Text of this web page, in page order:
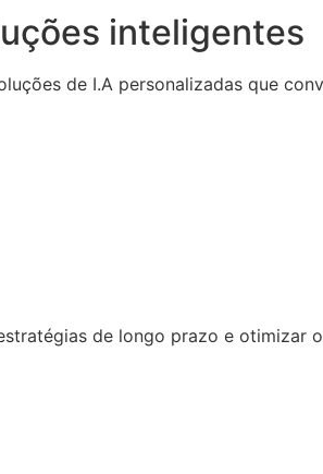
inteligentes
de I.A personalizadas que
de longo prazo e otimizar